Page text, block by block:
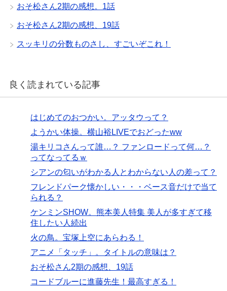
おそ松さん2期の感想。1話
おそ松さん2期の感想、19話
スッキリの分数ものさし、すごいぞこれ！
良く読まれている記事
はじめてのおつかい。アッタウって？
ようかい体操。横山裕LIVEでおどったww
湯キリコさんって誰…？ ファンロードって何…？
ってなってるｗ
シアンの匂いがわかる人とわからない人の差って？
フレンドパーク懐かしい・・・ベース音だけで当て
られる？
ケンミンSHOW。熊本美人特集 美人が多すぎて移
住したい人続出
火の鳥。宝塚上空にあらわる！
アニメ「タッチ」。タイトルの意味は？
おそ松さん2期の感想、19話
コードブルーに進藤先生！最高すぎる！